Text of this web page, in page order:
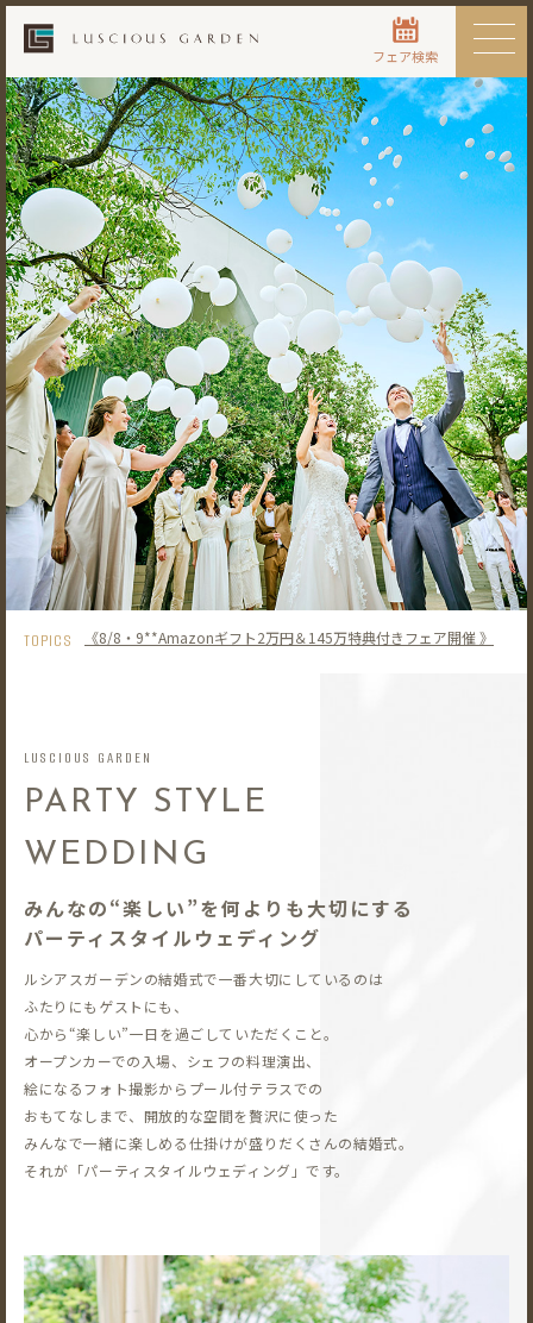
フェア検索
TOPICS 《8/8・9**Amazonギフト2万円＆145万特典付きフェア開催 》
LUSCIOUS GARDEN
PARTY STYLE
WEDDING
みんなの“楽しい”を何よりも大切にする
パーティスタイルウェディング
ルシアスガーデンの結婚式で一番大切にしているのは
ふたりにもゲストにも、
心から“楽しい”一日を過ごしていただくこと。
オープンカーでの入場、シェフの料理演出、
絵になるフォト撮影から プール付テラスでの
おもてなしまで、開放的な空間を贅沢に使った
みんなで一緒に楽しめる仕掛けが盛りだくさんの結婚式。
それが「パーティスタイルウェディング」です。